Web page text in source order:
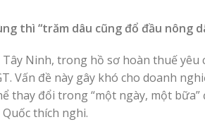
thì “trăm dâu cũng đổ đầu nông
Ninh, trong hồ sơ hoàn thuế
Vấn đề này gây khó cho doanh
thay đổi trong “một ngày, một
thích nghi.